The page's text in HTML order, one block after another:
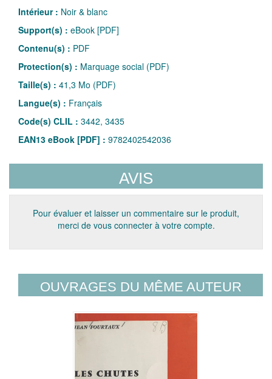
Intérieur : Noir & blanc
Support(s) : eBook [PDF]
Contenu(s) : PDF
Protection(s) : Marquage social (PDF)
Taille(s) : 41,3 Mo (PDF)
Langue(s) : Français
Code(s) CLIL : 3442, 3435
EAN13 eBook [PDF] : 9782402542036
AVIS
Pour évaluer et laisser un commentaire sur le produit,
merci de vous connecter à votre compte.
OUVRAGES DU MÊME AUTEUR